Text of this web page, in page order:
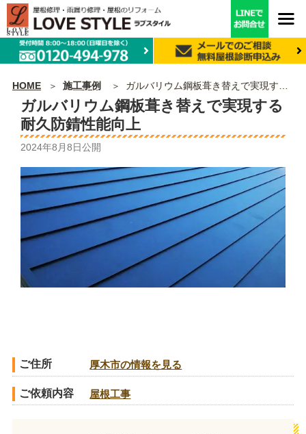
HOME 施工事例 ガルバリウム鋼板葺き替えで実現する耐久防錆性能向上
ガルバリウム鋼板葺き替えで実現する
耐久防錆性能向上
2024年8月8日公開
ご住所 厚木市の情報を見る
ご依頼内容 屋根工事